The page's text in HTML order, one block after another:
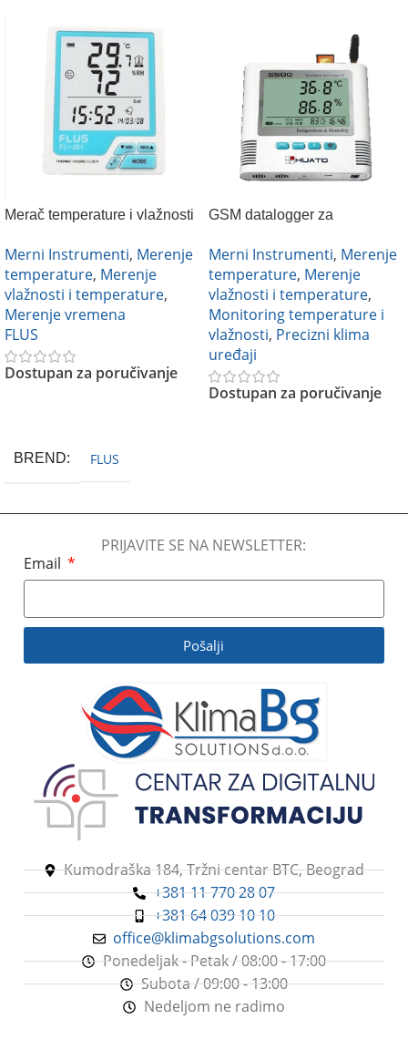
Merač temperature i vlažnosti
Merni Instrumenti, Merenje
temperature, Merenje
vlažnosti i temperature,
Merenje vremena
FLUS
Dostupan za poručivanje
BREND FLUS
GSM datalogger za
vazduha sa SMS alarmom
S500-EX-GSM
Merni Instrumenti, Merenje
temperature, Merenje
vlažnosti i temperature,
Monitoring temperature i
vlažnosti, Precizni klima
uređaji
Dostupan za poručivanje
PRIJAVITE SE NA NEWSLETTER:
Email
Pošalji
Kumodraška 184, Tržni centar BTC, Beograd
+381 11 770 28 07
+381 64 039 10 10
office@klimabgsolutions.com
Ponedeljak - Petak / 08:00 - 17:00
Subota / 09:00 - 13:00
Nedeljom ne radimo